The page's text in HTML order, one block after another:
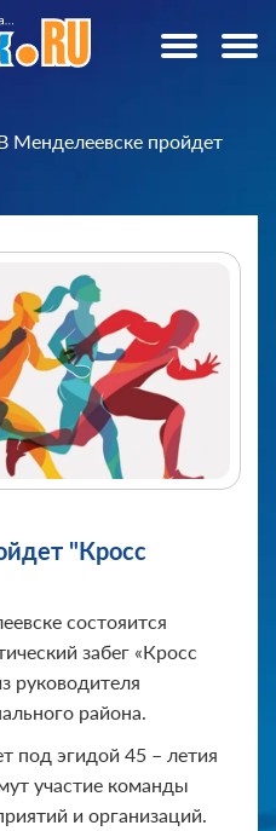
Менделеевске пройдет
"Кросс
состояится
забег «Кросс
руководителя
района.
под эгидой 45 – летия
участие команды
и организаций.